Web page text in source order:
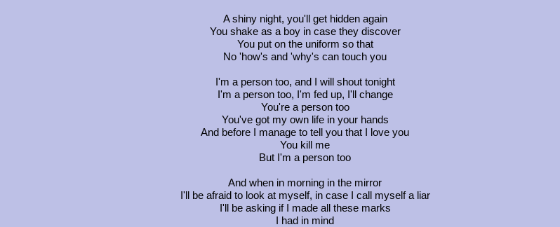
A shiny night, you'll get hidden again
You shake as a boy in case they discover
You put on the uniform so that
No 'how's and 'why's can touch you
I'm a person too, and I will shout tonight
I'm a person too, I'm fed up, I'll change
You're a person too
You've got my own life in your hands
And before I manage to tell you that I love you
You kill me
But I'm a person too
And when in morning in the mirror
I'll be afraid to look at myself, in case I call myself a liar
I'll be asking if I made all these marks
I had in mind